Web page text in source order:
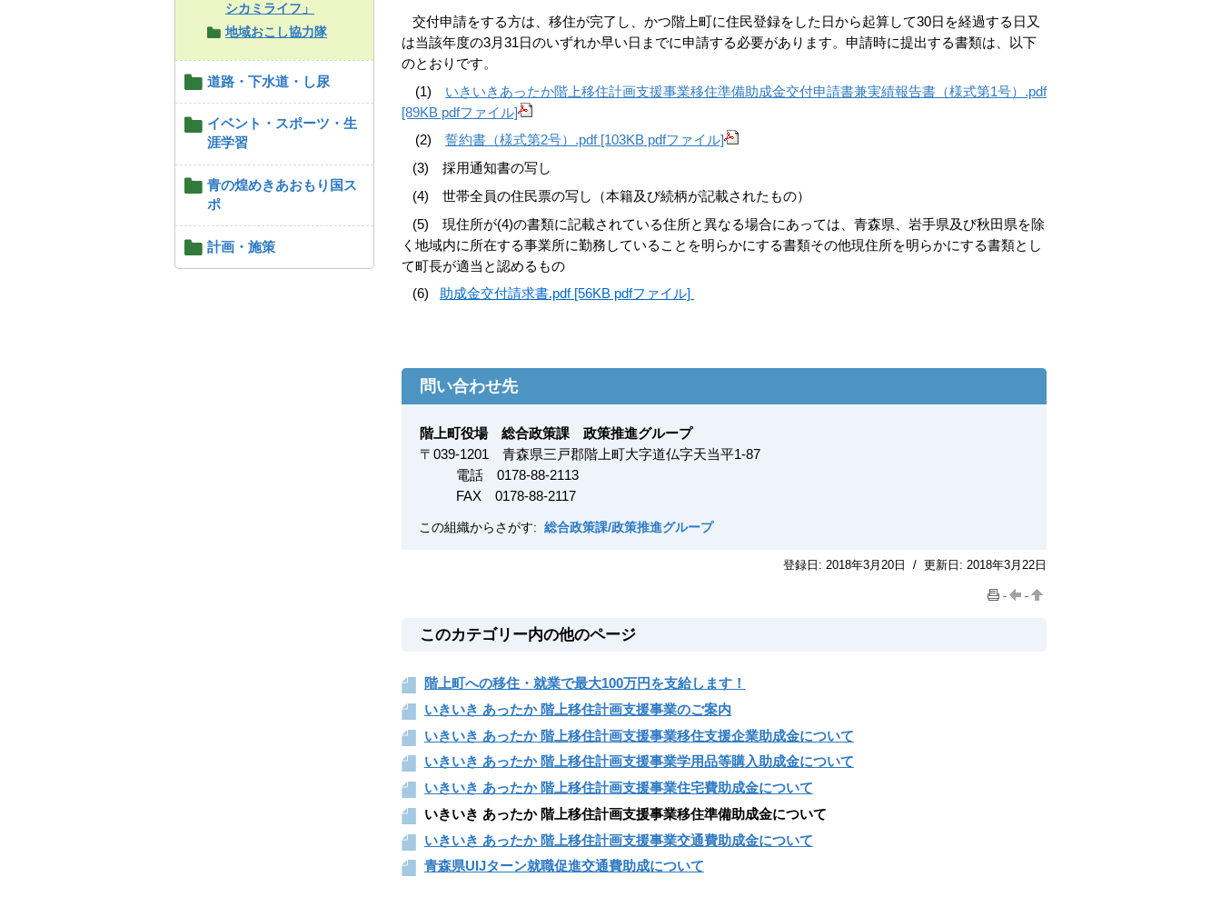
シカミライフ」
地域おこし協力隊
道路・下水道・し尿
イベント・スポーツ・生
涯学習
青の煌めきあおもり国ス
ポ
計画・施策
交付申請をする方は、移住が完了し、かつ階上町に住民登録をした日から起算して30日を経過する日又
は当該年度の3月31日のいずれか早い日までに申請する必要があります。申請時に提出する書類は、以下
のとおりです。
(1) いきいきあったか階上移住計画支援事業移住準備助成金交付申請書兼実績報告書（様式第1号）.pdf
[89KB pdfファイル]
(2) 誓約書（様式第2号）.pdf [103KB pdfファイル]
(3) 採用通知書の写し
(4) 世帯全員の住民票の写し（本籍及び続柄が記載されたもの）
(5) 現住所が(4)の書類に記載されている住所と異なる場合にあっては、青森県、岩手県及び秋田県を除
く地域内に所在する事業所に勤務していることを明らかにする書類その他現住所を明らかにする書類とし
て町長が適当と認めるもの
(6) 助成金交付請求書.pdf [56KB pdfファイル]
問い合わせ先
階上町役場 総合政策課 政策推進グループ
〒 039-1201
青森県三戸郡階上町大字道仏字天当平1-87
電話 0178-88-2113
FAX 0178-88-2117
この組織からさがす: 総合政策課/政策推進グループ
登録日: 2018年3月20日 / 更新日: 2018年3月22日
このカテゴリー内の他のページ
階上町への移住・就業で最大100万円を支給します！
いきいき あったか 階上移住計画支援事業のご案内
いきいき あったか 階上移住計画支援事業移住支援企業助成金について
いきいき あったか 階上移住計画支援事業学用品等購入助成金について
いきいき あったか 階上移住計画支援事業住宅費助成金について
いきいき あったか 階上移住計画支援事業移住準備助成金について
いきいき あったか 階上移住計画支援事業交通費助成金について
青森県UIJターン就職促進交通費助成について